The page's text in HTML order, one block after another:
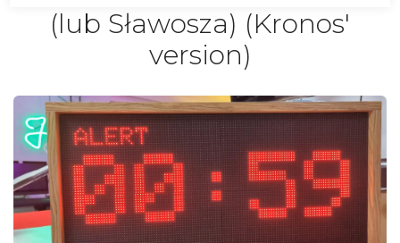
(lub Sławosza) (Kronos'
version)